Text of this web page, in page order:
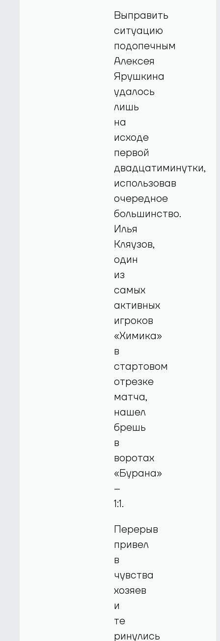
Выправить
ситуацию
подопечным
Алексея
Ярушкина
удалось
лишь
на
исходе
первой
двадцатиминутки,
использовав
очередное
большинство.
Илья
Кляузов,
один
из
самых
активных
игроков
«Химика»
в
стартовом
отрезке
матча,
нашел
брешь
в
воротах
«Бурана»
–
1:1.
Перерыв
привел
в
чувства
хозяев
и
те
ринулись